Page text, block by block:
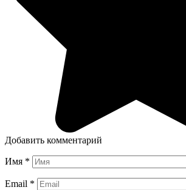
Добавить комментарий
Имя *
Email *